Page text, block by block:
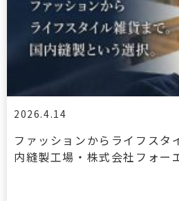
2026.4.14
ファッションからライフスタ
内縫製工場・株式会社フォー